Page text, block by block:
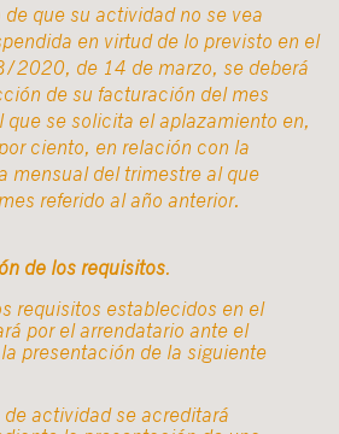
que su actividad no se vea
en virtud de lo previsto en el
2020, de 14 de marzo, se deberá
de su facturación del mes
que se solicita el aplazamiento en,
ciento, en relación con la
mensual del trimestre al que
referido al año anterior.
de los requisitos.
requisitos establecidos en el
por el arrendatario ante el
presentación de la siguiente
actividad se acreditará